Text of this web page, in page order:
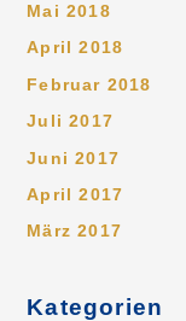
Mai 2018
April 2018
Februar 2018
Juli 2017
Juni 2017
April 2017
März 2017
Kategorien